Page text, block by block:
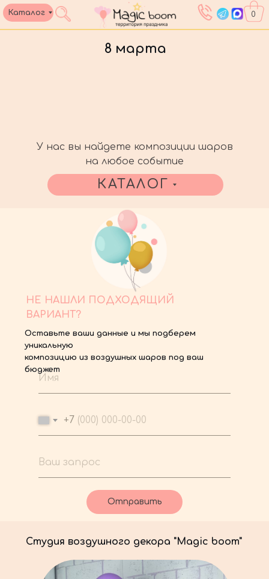
0
Каталог
8 марта
КАТАЛОГ
У нас вы найдете композиции шаров
на любое событие
+7
Отправить
НЕ НАШЛИ ПОДХОДЯЩИЙ
ВАРИАНТ?
Оставьте ваши данные и мы подберем
уникальную
композицию из воздушных шаров под ваш
бюджет
Cтудия воздушного декора "Magic boom"